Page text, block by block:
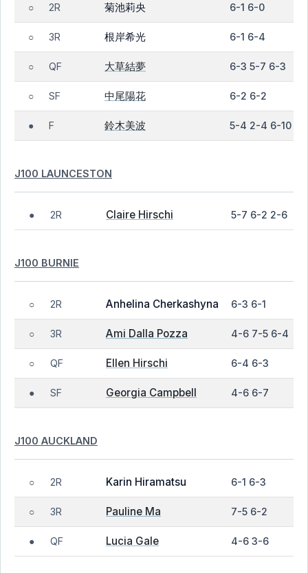
○ 2R 菊池莉央 6-1 6-0
○ 3R 根岸希光 6-1 6-4
○ QF 大草結夢 6-3 5-7 6-3
○ SF 中尾陽花 6-2 6-2
● F 鈴木美波 5-4 2-4 6-10
J100 LAUNCESTON
● 2R Claire Hirschi 5-7 6-2 2-6
J100 BURNIE
○ 2R Anhelina Cherkashyna 6-3 6-1
○ 3R Ami Dalla Pozza 4-6 7-5 6-4
○ QF Ellen Hirschi 6-4 6-3
● SF Georgia Campbell 4-6 6-7
J100 AUCKLAND
○ 2R Karin Hiramatsu 6-1 6-3
○ 3R Pauline Ma 7-5 6-2
● QF Lucia Gale 4-6 3-6